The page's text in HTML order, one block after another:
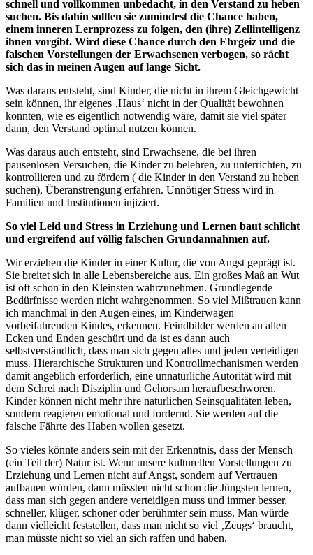
schnell und vollkommen unbedacht, in den Verstand zu heben
suchen. Bis dahin sollten sie zumindest die Chance haben,
einem inneren Lernprozess zu folgen, den (ihre) Zellintelligenz
ihnen vorgibt. Wird diese Chance durch den Ehrgeiz und die
falschen Vorstellungen der Erwachsenen verbogen, so rächt
sich das in meinen Augen auf lange Sicht.
Was daraus entsteht, sind Kinder, die nicht in ihrem Gleichgewicht
sein können, ihr eigenes ‚Haus‘ nicht in der Qualität bewohnen
könnten, wie es eigentlich notwendig wäre, damit sie viel später
dann, den Verstand optimal nutzen können.
Was daraus auch entsteht, sind Erwachsene, die bei ihren
pausenlosen Versuchen, die Kinder zu belehren, zu unterrichten, zu
kontrollieren und zu fördern ( die Kinder in den Verstand zu heben
suchen), Überanstrengung erfahren. Unnötiger Stress wird in
Familien und Institutionen injiziert.
So viel Leid und Stress in Erziehung und Lernen baut schlicht
und ergreifend auf völlig falschen Grundannahmen auf.
Wir erziehen die Kinder in einer Kultur, die von Angst geprägt ist.
Sie breitet sich in alle Lebensbereiche aus. Ein großes Maß an Wut
ist oft schon in den Kleinsten wahrzunehmen. Grundlegende
Bedürfnisse werden nicht wahrgenommen. So viel Mißtrauen kann
ich manchmal in den Augen eines, im Kinderwagen
vorbeifahrenden Kindes, erkennen. Feindbilder werden an allen
Ecken und Enden geschürt und da ist es dann auch
selbstverständlich, dass man sich gegen alles und jeden verteidigen
muss. Hierarchische Strukturen und Kontrollmechanismen werden
damit angeblich erforderlich, eine unnatürliche Autorität wird mit
dem Schrei nach Disziplin und Gehorsam heraufbeschworen.
Kinder können nicht mehr ihre natürlichen Seinsqualitäten leben,
sondern reagieren emotional und fordernd. Sie werden auf die
falsche Fährte des Haben wollen gesetzt.
So vieles könnte anders sein mit der Erkenntnis, dass der Mensch
(ein Teil der) Natur ist. Wenn unsere kulturellen Vorstellungen zu
Erziehung und Lernen nicht auf Angst, sondern auf Vertrauen
aufbauen würden, dann müssten nicht schon die Jüngsten lernen,
dass man sich gegen andere verteidigen muss und immer besser,
schneller, klüger, schöner oder berühmter sein muss. Man würde
dann vielleicht feststellen, dass man nicht so viel ‚Zeugs‘ braucht,
man müsste nicht so viel an sich raffen und haben.